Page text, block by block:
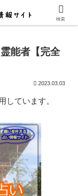
紹介しています。
能者【完全
2023.03.03
しています。
検索